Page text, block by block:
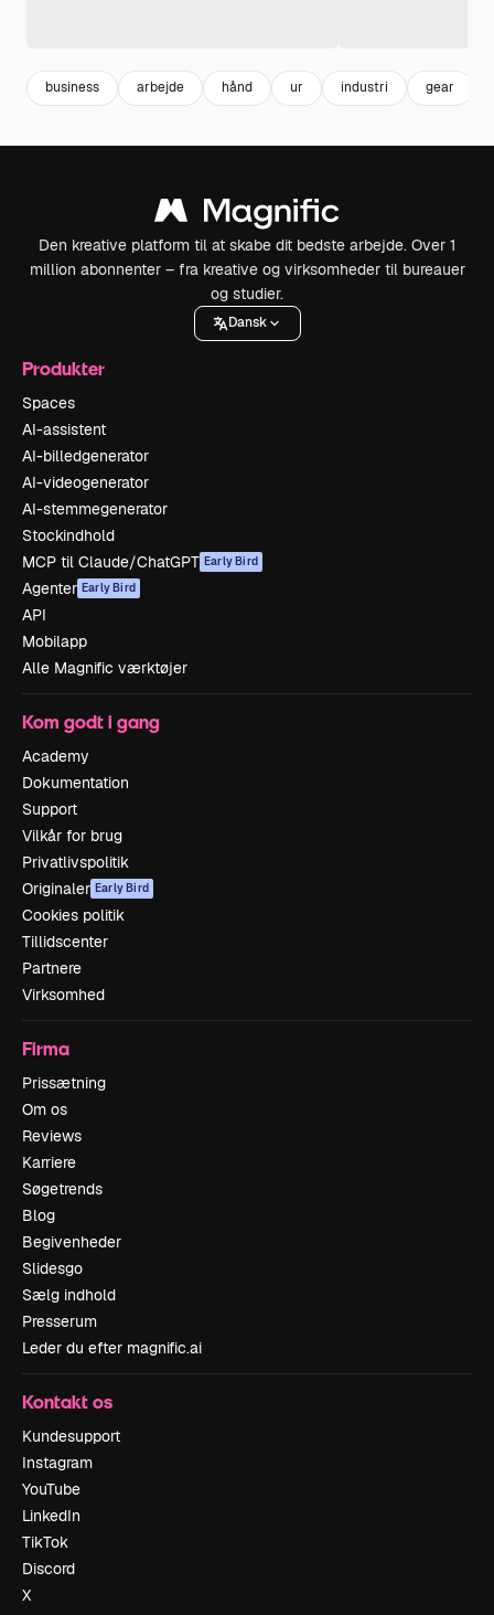
business arbejde hånd ur industri gear
Den kreative platform til at skabe dit bedste arbejde. Over 1
million abonnenter – fra kreative og virksomheder til bureauer
og studier.
Dansk
Produkter
Spaces
AI-assistent
AI-billedgenerator
AI-videogenerator
AI-stemmegenerator
Stockindhold
MCP til Claude/ChatGPT Early Bird
Agenter Early Bird
API
Mobilapp
Alle Magnific værktøjer
Kom godt i gang
Academy
Dokumentation
Support
Vilkår for brug
Privatlivspolitik
Originaler Early Bird
Cookies politik
Tillidscenter
Partnere
Virksomhed
Firma
Prissætning
Om os
Reviews
Karriere
Søgetrends
Blog
Begivenheder
Slidesgo
Sælg indhold
Presserum
Leder du efter magnific.ai
Kontakt os
Kundesupport
Instagram
YouTube
LinkedIn
TikTok
Discord
X